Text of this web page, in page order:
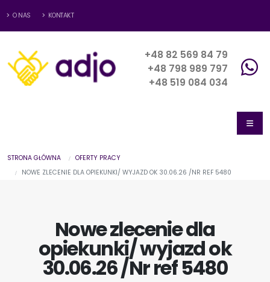
O NAS KONTAKT
+48 82 569 84 79
+48 798 989 797
+48 519 084 034
STRONA GŁÓWNA
OFERTY PRACY
NOWE ZLECENIE DLA OPIEKUNKI/ WYJAZD OK 30.06.26 /NR REF 5480
Nowe zlecenie dla
opiekunki/ wyjazd ok
30.06.26 /Nr ref 5480